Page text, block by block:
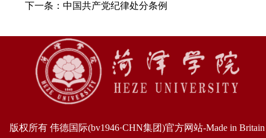
下一条：中国共产党纪律处分条例
版权所有 伟德国际(bv1946·CHN集团)官方网站-Made in Britain